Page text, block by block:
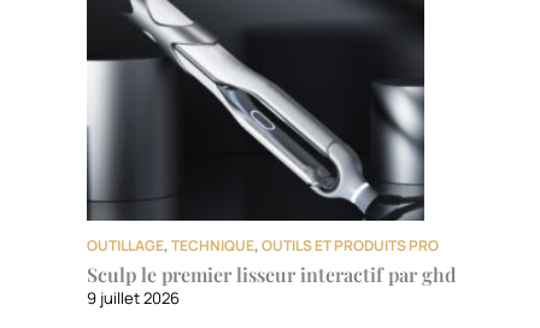
OUTILLAGE,TECHNIQUE,OUTILS ET PRODUITS PRO
Sculp le premier lisseur interactif par ghd
9 juillet 2026